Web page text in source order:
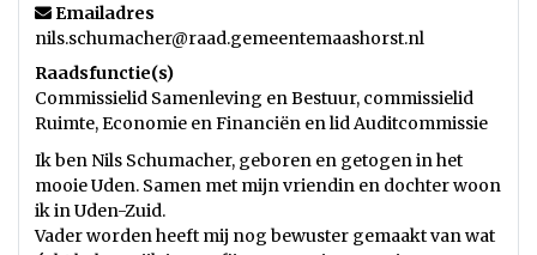
Emailadres
nils.schumacher@raad.gemeentemaashorst.nl
Raadsfunctie(s)
Commissielid Samenleving en Bestuur, commissielid
Ruimte, Economie en Financiën en lid Auditcommissie
Ik ben Nils Schumacher, geboren en getogen in het
mooie Uden. Samen met mijn vriendin en dochter woon
ik in Uden-Zuid.
Vader worden heeft mij nog bewuster gemaakt van wat